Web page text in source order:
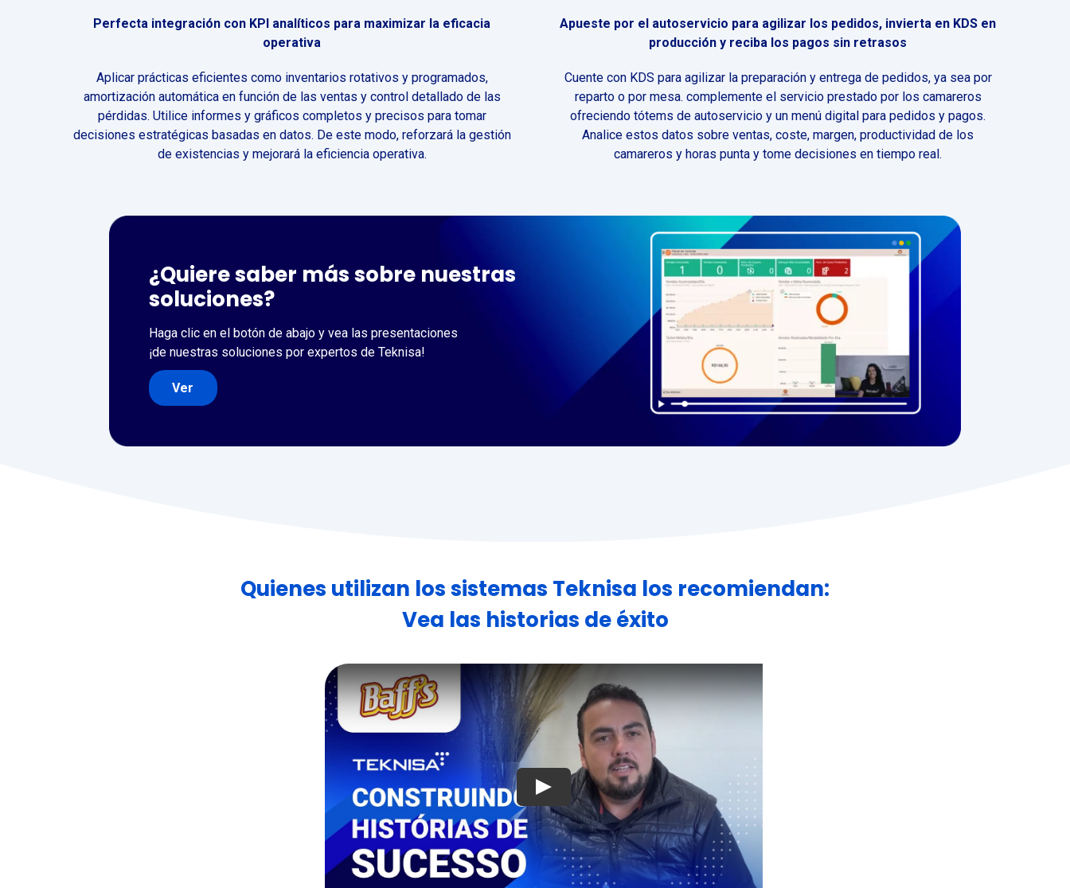
Perfecta integración con KPI analíticos para maximizar la eficacia
operativa
Aplicar prácticas eficientes como inventarios rotativos y programados,
amortización automática en función de las ventas y control detallado de las
pérdidas. Utilice informes y gráficos completos y precisos para tomar
decisiones estratégicas basadas en datos. De este modo, reforzará la gestión
de existencias y mejorará la eficiencia operativa.
Apueste por el autoservicio para agilizar los pedidos, invierta en KDS en
producción y reciba los pagos sin retrasos
Cuente con KDS para agilizar la preparación y entrega de pedidos, ya sea por
reparto o por mesa. complemente el servicio prestado por los camareros
ofreciendo tótems de autoservicio y un menú digital para pedidos y pagos.
Analice estos datos sobre ventas, coste, margen, productividad de los
camareros y horas punta y tome decisiones en tiempo real.
¿Quiere saber más sobre nuestras
soluciones?
Haga clic en el botón de abajo y vea las presentaciones
¡de nuestras soluciones por expertos de Teknisa!
Ver
Quienes utilizan los sistemas Teknisa los recomiendan:
Vea las historias de éxito
Jugar